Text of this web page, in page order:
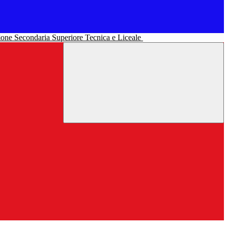
Secondaria Superiore Tecnica e Liceale